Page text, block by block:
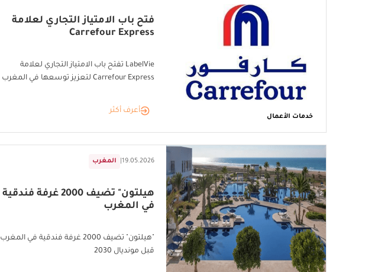
خدمات الأعمال
فتح باب الامتياز التجاري لعلامة
Carrefour Express
LabelVie تفتح باب الامتياز التجاري لعلامة
Carrefour Express لتعزيز توسعها في المغرب
أعرف أكثر
المغرب 19.05.2026
هيلتون" تضيف 2000 غرفة فندقية
في المغرب
"هيلتون" تضيف 2000 غرفة فندقية في المغرب
قبل مونديال 2030